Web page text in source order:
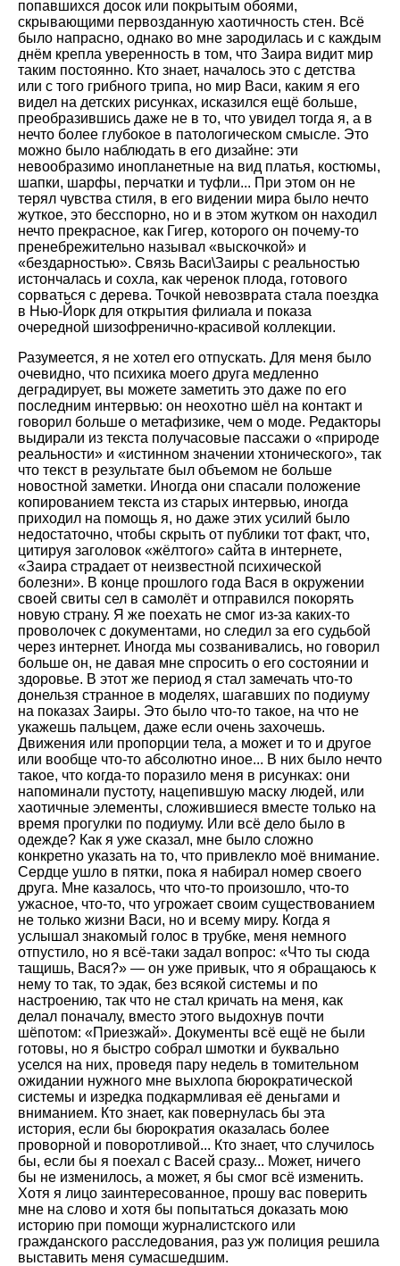
попавшихся досок или покрытым обоями,
скрывающими первозданную хаотичность стен. Всё
было напрасно, однако во мне зародилась и с каждым
днём крепла уверенность в том, что Заира видит мир
таким постоянно. Кто знает, началось это с детства
или с того грибного трипа, но мир Васи, каким я его
видел на детских рисунках, исказился ещё больше,
преобразившись даже не в то, что увидел тогда я, а в
нечто более глубокое в патологическом смысле. Это
можно было наблюдать в его дизайне: эти
невообразимо инопланетные на вид платья, костюмы,
шапки, шарфы, перчатки и туфли... При этом он не
терял чувства стиля, в его видении мира было нечто
жуткое, это бесспорно, но и в этом жутком он находил
нечто прекрасное, как Гигер, которого он почему-то
пренебрежительно называл «выскочкой» и
«бездарностью». Связь Васи\Заиры с реальностью
истончалась и сохла, как черенок плода, готового
сорваться с дерева. Точкой невозврата стала поездка
в Нью-Йорк для открытия филиала и показа
очередной шизофренично-красивой коллекции.
Разумеется, я не хотел его отпускать. Для меня было
очевидно, что психика моего друга медленно
деградирует, вы можете заметить это даже по его
последним интервью: он неохотно шёл на контакт и
говорил больше о метафизике, чем о моде. Редакторы
выдирали из текста получасовые пассажи о «природе
реальности» и «истинном значении хтонического», так
что текст в результате был объемом не больше
новостной заметки. Иногда они спасали положение
копированием текста из старых интервью, иногда
приходил на помощь я, но даже этих усилий было
недостаточно, чтобы скрыть от публики тот факт, что,
цитируя заголовок «жёлтого» сайта в интернете,
«Заира страдает от неизвестной психической
болезни». В конце прошлого года Вася в окружении
своей свиты сел в самолёт и отправился покорять
новую страну. Я же поехать не смог из-за каких-то
проволочек с документами, но следил за его судьбой
через интернет. Иногда мы созванивались, но говорил
больше он, не давая мне спросить о его состоянии и
здоровье. В этот же период я стал замечать что-то
донельзя странное в моделях, шагавших по подиуму
на показах Заиры. Это было что-то такое, на что не
укажешь пальцем, даже если очень захочешь.
Движения или пропорции тела, а может и то и другое
или вообще что-то абсолютно иное... В них было нечто
такое, что когда-то поразило меня в рисунках: они
напоминали пустоту, нацепившую маску людей, или
хаотичные элементы, сложившиеся вместе только на
время прогулки по подиуму. Или всё дело было в
одежде? Как я уже сказал, мне было сложно
конкретно указать на то, что привлекло моё внимание.
Сердце ушло в пятки, пока я набирал номер своего
друга. Мне казалось, что что-то произошло, что-то
ужасное, что-то, что угрожает своим существованием
не только жизни Васи, но и всему миру. Когда я
услышал знакомый голос в трубке, меня немного
отпустило, но я всё-таки задал вопрос: «Что ты сюда
тащишь, Вася?» — он уже привык, что я обращаюсь к
нему то так, то эдак, без всякой системы и по
настроению, так что не стал кричать на меня, как
делал поначалу, вместо этого выдохнув почти
шёпотом: «Приезжай». Документы всё ещё не были
готовы, но я быстро собрал шмотки и буквально
уселся на них, проведя пару недель в томительном
ожидании нужного мне выхлопа бюрократической
системы и изредка подкармливая её деньгами и
вниманием. Кто знает, как повернулась бы эта
история, если бы бюрократия оказалась более
проворной и поворотливой... Кто знает, что случилось
бы, если бы я поехал с Васей сразу... Может, ничего
бы не изменилось, а может, я бы смог всё изменить.
Хотя я лицо заинтересованное, прошу вас поверить
мне на слово и хотя бы попытаться доказать мою
историю при помощи журналистского или
гражданского расследования, раз уж полиция решила
выставить меня сумасшедшим.